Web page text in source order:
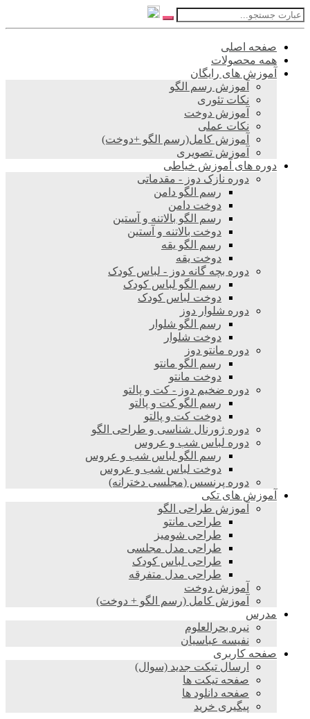
صفحه اصلی
همه محصولات
آموزش های رایگان
آموزش رسم الگو
نکات تئوری
آموزش دوخت
نکات عملی
آموزش کامل(رسم الگو +دوخت)
آموزش تصویری
دوره های آموزش خیاطی
دوره نازک دوز - مقدماتی
رسم الگو دامن
دوخت دامن
رسم الگو بالاتنه و آستین
دوخت بالاتنه و آستین
رسم الگو یقه
دوخت یقه
دوره بچه گانه دوز - لباس کودک
رسم الگو لباس کودک
دوخت لباس کودک
دوره شلوار دوز
رسم الگو شلوار
دوخت شلوار
دوره مانتو دوز
رسم الگو مانتو
دوخت مانتو
دوره ضخیم دوز - کت و پالتو
رسم الگو کت و پالتو
دوخت کت و پالتو
دوره ژورنال شناسی و طراحی الگو
دوره لباس شب و عروس
رسم الگو لباس شب و عروس
دوخت لباس شب و عروس
دوره پرنسس (مجلسی دخترانه)
آموزش های تکی
آموزش طراحی الگو
طراحی مانتو
طراحی شومیز
طراحی مدل مجلسی
طراحی لباس کودک
طراحی مدل متفرقه
آموزش دوخت
آموزش کامل (رسم الگو + دوخت)
مدرس
نیره بحرالعلوم
نفیسه عباسیان
صفحه کاربری
ارسال تیکت جدید (سوال)
صفحه تیکت ها
صفحه دانلود ها
پیگیری خرید